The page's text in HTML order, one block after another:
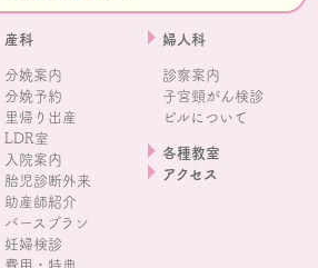
産科
分娩案内
分娩予約
里帰り出産
LDR室
入院案内
胎児診断外来
助産師紹介
バースプラン
妊婦検診
費用・特典
婦人科
診察案内
子宮頸がん検診
ピルについて
各種教室
アクセス